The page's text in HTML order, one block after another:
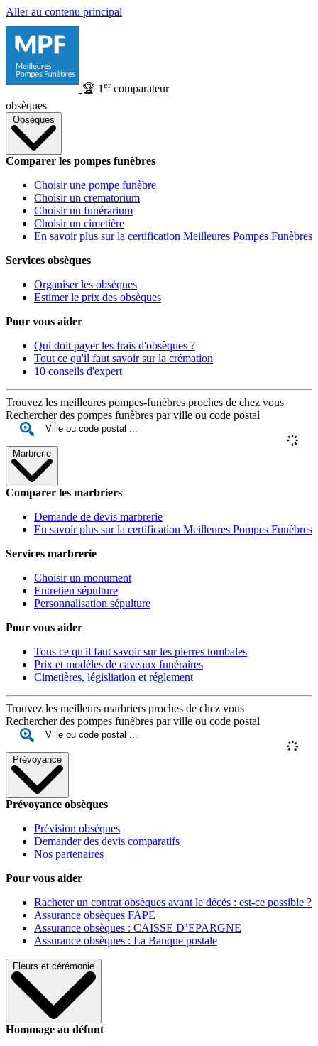
Aller au contenu principal
🏆 1 ercomparateur
obsèques
Obsèques
Comparer les pompes funèbres
Choisir une pompe funèbre
Choisir un crematorium
Choisir un funérarium
Choisir un cimetière
En savoir plus sur la certification Meilleures Pompes Funèbres
Services obsèques
Organiser les obsèques
Estimer le prix des obsèques
Pour vous aider
Qui doit payer les frais d'obsèques ?
Tout ce qu'il faut savoir sur la crémation
10 conseils d'expert
Trouvez les meilleures pompes-funèbres proches de chez vous
Rechercher des pompes funèbres par ville ou code postal
Marbrerie
Comparer les marbriers
Demande de devis marbrerie
En savoir plus sur la certification Meilleures Pompes Funèbres
Services marbrerie
Choisir un monument
Entretien sépulture
Personnalisation sépulture
Pour vous aider
Tous ce qu'il faut savoir sur les pierres tombales
Prix et modèles de caveaux funéraires
Cimetières, législiation et réglement
Trouvez les meilleurs marbriers proches de chez vous
Rechercher des pompes funèbres par ville ou code postal
Prévoyance
Prévoyance obsèques
Prévision obsèques
Demander des devis comparatifs
Nos partenaires
Pour vous aider
Racheter un contrat obsèques avant le décès : est-ce possible ?
Assurance obsèques FAPE
Assurance obsèques : CAISSE D’EPARGNE
Assurance obsèques : La Banque postale
Fleurs et cérémonie
Hommage au défunt